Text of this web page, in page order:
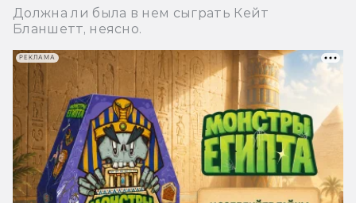
Должна ли была в нем сыграть Кейт
Бланшетт, неясно.
РЕКЛАМА